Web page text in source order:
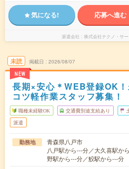
気になる! 応募へ進む
派遣会社 株式会社テクノ・サ
未読
NEW
掲載日 2026/08/07
長期×安心＊WEB登録OK
コツ軽作業スタッフ募集！
職種未経験OK 交通費別途支給あり
派遣
勤務地
青森県八戸市
八戸駅から---分／大久喜駅か
野駅から---分／鮫駅から---分